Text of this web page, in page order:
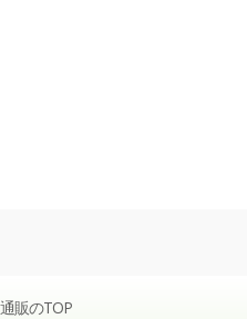
販のTOP